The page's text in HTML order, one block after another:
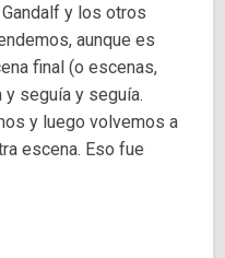
y los otros
aunque es
final (o escenas,
seguía y seguía.
y luego volvemos a
escena. Eso fue